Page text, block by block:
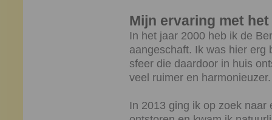
Mijn ervaring met
In het jaar 2000 heb ik de
aangeschaft. Ik was hier erg
sfeer die daardoor in huis
veel ruimer en harmonieuzer.
In 2013 ging ik op zoek naar